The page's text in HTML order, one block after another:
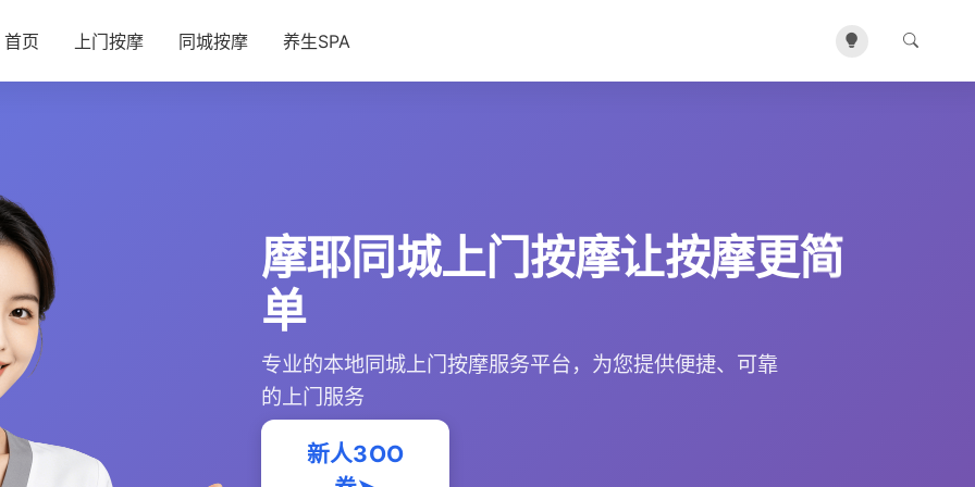
首页 上门按摩 同城按摩 养生SPA
摩耶同城上门按摩让按摩更简
单
专业的本地同城上门按摩服务平台，为您提供便捷、可靠
的上门服务
新人3OO